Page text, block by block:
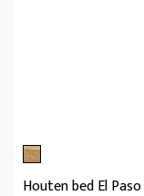
Houten bed El Paso